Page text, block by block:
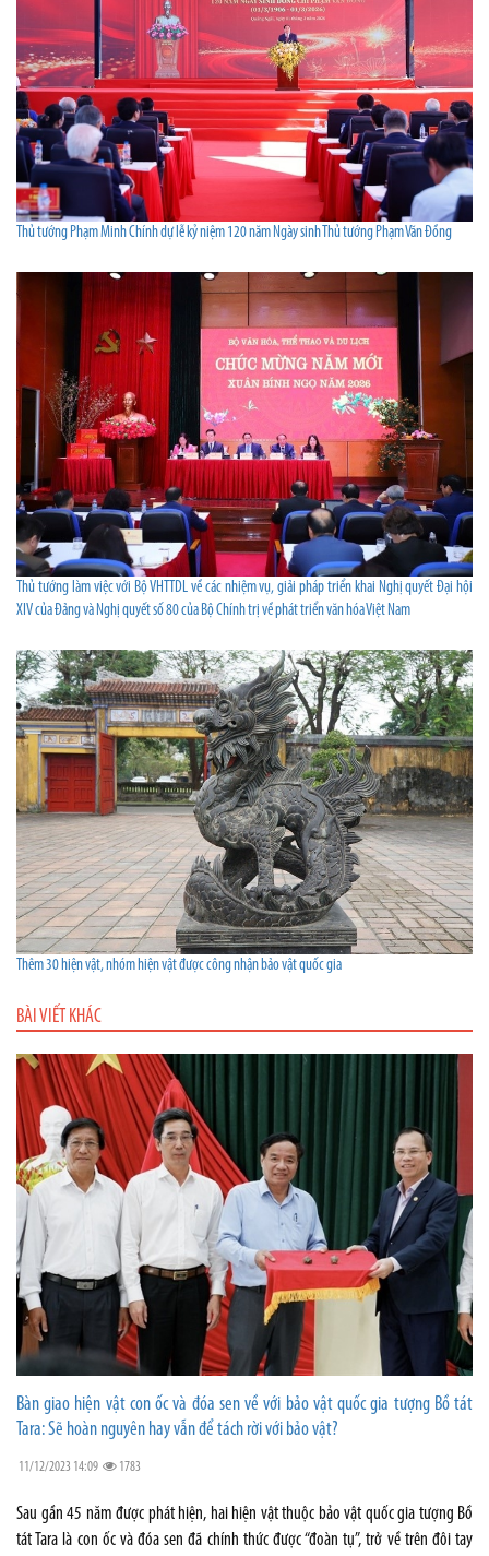
Thủ tướng Phạm Minh Chính dự lễ kỷ niệm 120 năm Ngày sinh Thủ tướng Phạm Văn Đồng
Thủ tướng làm việc với Bộ VHTTDL về các nhiệm vụ, giải pháp triển khai Nghị quyết Đại hội
XIV của Đảng và Nghị quyết số 80 của Bộ Chính trị về phát triển văn hóa Việt Nam
Thêm 30 hiện vật, nhóm hiện vật được công nhận bảo vật quốc gia
BÀI VIẾT KHÁC
Bàn giao hiện vật con ốc và đóa sen về với bảo vật quốc gia tượng Bồ tát
Tara: Sẽ hoàn nguyên hay vẫn để tách rời với bảo vật?
11/12/2023 14:09 1783
Sau gần 45 năm được phát hiện, hai hiện vật thuộc bảo vật quốc gia tượng Bồ
tát Tara là con ốc và đóa sen đã chính thức được “đoàn tụ”, trở về trên đôi tay